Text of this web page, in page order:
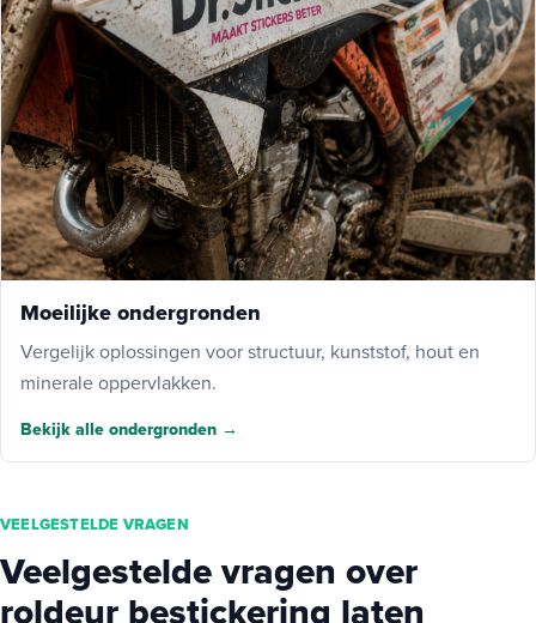
Moeilijke ondergronden
Vergelijk oplossingen voor structuur, kunststof, hout en
minerale oppervlakken.
Bekijk alle ondergronden →
VEELGESTELDE VRAGEN
Veelgestelde vragen over
roldeur bestickering laten